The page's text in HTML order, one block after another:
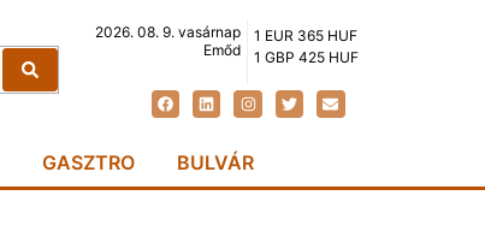
2026. 08. 9. vasárnap
Emőd
1 EUR 365 HUF
1 GBP 425 HUF
GASZTRO BULVÁR